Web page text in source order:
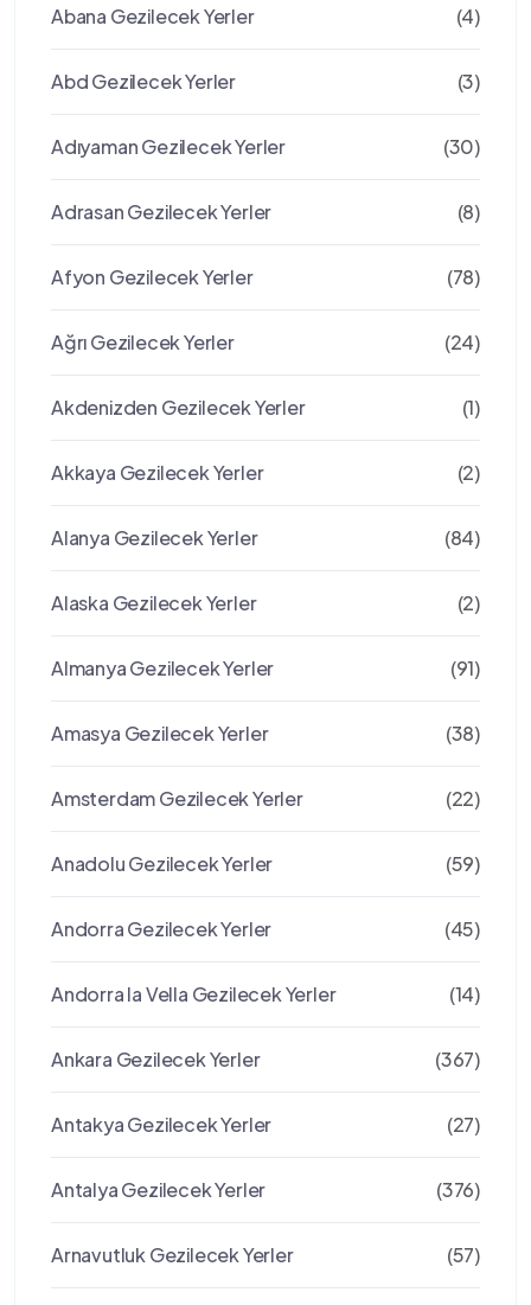
Abana Gezilecek Yerler (4)
Abd Gezilecek Yerler (3)
Adıyaman Gezilecek Yerler (30)
Adrasan Gezilecek Yerler (8)
Afyon Gezilecek Yerler (78)
Ağrı Gezilecek Yerler (24)
Akdenizden Gezilecek Yerler (1)
Akkaya Gezilecek Yerler (2)
Alanya Gezilecek Yerler (84)
Alaska Gezilecek Yerler (2)
Almanya Gezilecek Yerler (91)
Amasya Gezilecek Yerler (38)
Amsterdam Gezilecek Yerler (22)
Anadolu Gezilecek Yerler (59)
Andorra Gezilecek Yerler (45)
Andorra la Vella Gezilecek Yerler (14)
Ankara Gezilecek Yerler (367)
Antakya Gezilecek Yerler (27)
Antalya Gezilecek Yerler (376)
Arnavutluk Gezilecek Yerler (57)